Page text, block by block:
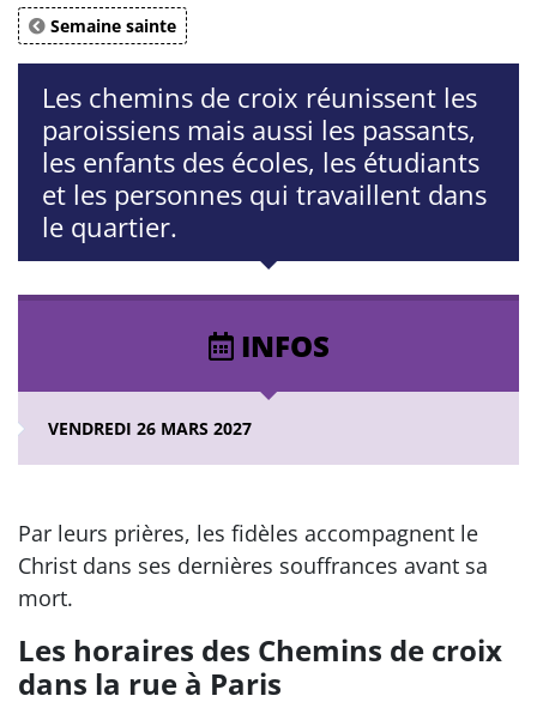
Semaine sainte
Les chemins de croix réunissent les
paroissiens mais aussi les passants,
les enfants des écoles, les étudiants
et les personnes qui travaillent dans
le quartier.
INFOS
VENDREDI 26 MARS 2027
Par leurs prières, les fidèles accompagnent le
Christ dans ses dernières souffrances avant sa
mort.
Les horaires des Chemins de croix
dans la rue à Paris